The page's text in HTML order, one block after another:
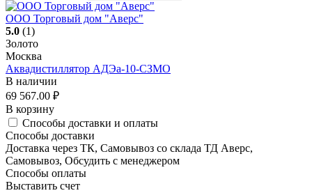
ООО Торговый дом "Аверс"
5.0 (1)
Золото
Москва
Аквадистиллятор АДЭа-10-СЗМО
В наличии
69 567.00 ₽
В корзину
Способы доставки и оплаты
Способы доставки
Доставка через ТК, Самовывоз со склада ТД Аверс,
Самовывоз, Обсудить с менеджером
Способы оплаты
Выставить счет